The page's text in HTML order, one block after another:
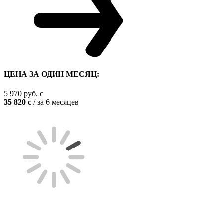
ЦЕНА ЗА ОДИН МЕСЯЦ:
5 970 руб. c
35 820 c / за 6 месяцев